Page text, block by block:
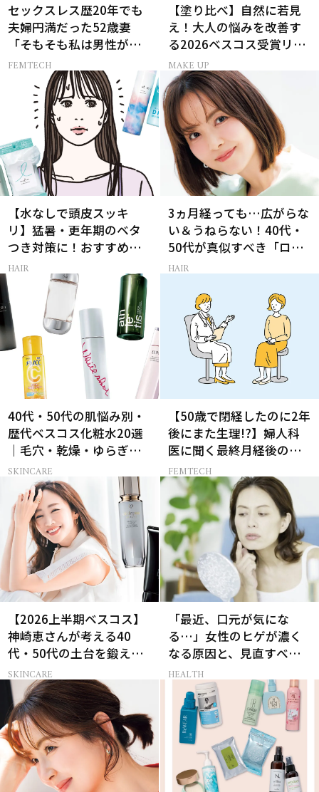
セックスレス歴20年でも
夫婦円満だった52歳妻
「そもそも私は男性が好
き？」更年期をきっかけ
に性について考え始め…
FEMTECH
【塗り比べ】自然に若見
え！大人の悩みを改善す
る2026ベスコス受賞リッ
プTOP3
MAKE UP
【水なしで頭皮スッキ
リ】猛暑・更年期のベタ
つき対策に！おすすめ最
新ドライシャンプー4選
HAIR
3ヵ月経っても…広がらな
い＆うねらない！40代・
50代が真似すべき「ロー
レイヤーボブ」
HAIR
40代・50代の肌悩み別・
歴代ベスコス化粧水20選
｜毛穴・乾燥・ゆらぎな
ど
SKINCARE
【50歳で閉経したのに2年
後にまた生理!?】婦人科
医に聞く最終月経後の出
血の対処法
FEMTECH
【2026上半期ベスコス】
神崎恵さんが考える40
代・50代の土台を鍛える
肌投資名品
SKINCARE
「最近、口元が気にな
る…」女性のヒゲが濃く
なる原因と、見直すべき
生活習慣［医師監修］
HEALTH